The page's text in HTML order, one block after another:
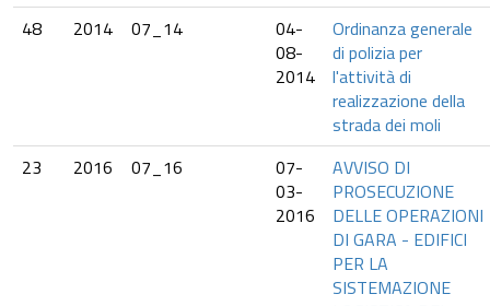
48
2014 07_14
04-
08-
2014
Ordinanza generale
di polizia per
l'attività di
realizzazione della
strada dei moli
23
2016 07_16
07-
03-
2016
AVVISO DI
PROSECUZIONE
DELLE OPERAZIONI
DI GARA - EDIFICI
PER LA
SISTEMAZIONE